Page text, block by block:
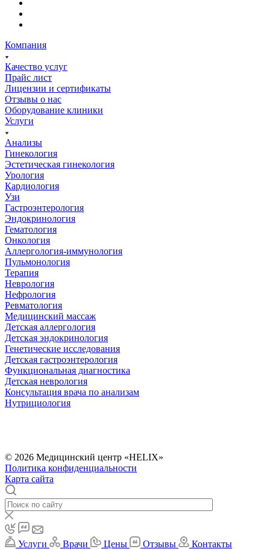
Компания
Качество услуг
Прайс лист
Лицензии и сертификаты
Отзывы о нас
Оборудование клиники
Услуги
Анализы
Гинекология
Эстетическая гинекология
Урология
Кардиология
Узи
Гастроэнтерология
Эндокринология
Гематология
Онкология
Аллергология-иммунология
Пульмонология
Терапия
Неврология
Нефрология
Ревматология
Медицинский массаж
Детская аллергология
Детская эндокринология
Генетические исследования
Детская гастроэнтерология
Функциональная диагностика
Детская неврология
Консультация врача по анализам
Нутрициология
© 2026 Медицинский центр «HELIX»
Политика конфиденциальности
Карта сайта
Услуги Врачи Цены Отзывы Контакты